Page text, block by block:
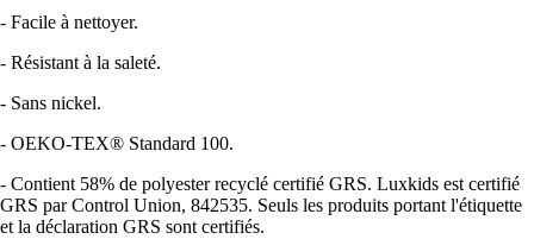
- Facile à nettoyer.
- Résistant à la saleté.
- Sans nickel.
- OEKO-TEX® Standard 100.
- Contient 58% de polyester recyclé certifié GRS. Luxkids est certifié
GRS par Control Union, 842535. Seuls les produits portant l'étiquette
et la déclaration GRS sont certifiés.